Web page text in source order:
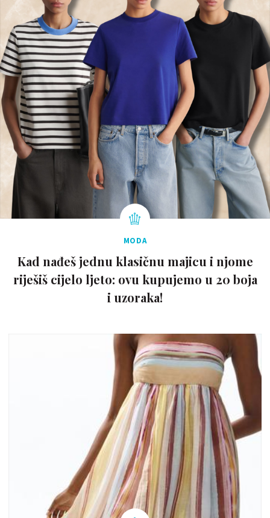
MODA
Kad nađeš jednu klasičnu majicu i njome
riješiš cijelo ljeto: ovu kupujemo u 20 boja
i uzoraka!